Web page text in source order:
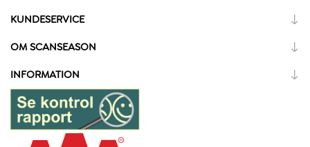
KUNDESERVICE
OM SCANSEASON
INFORMATION